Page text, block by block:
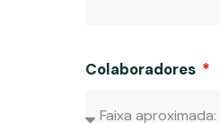
Colaboradores